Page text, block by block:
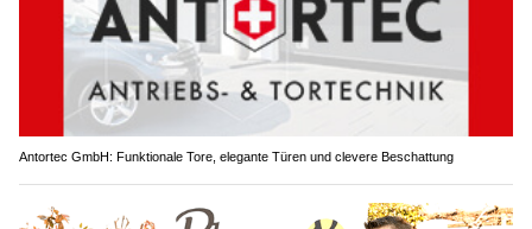
Antortec GmbH: Funktionale Tore, elegante Türen und clevere Beschattung